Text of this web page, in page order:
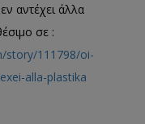
αντέχει άλλα
σε :
story/111798/oi-
alla-plastika